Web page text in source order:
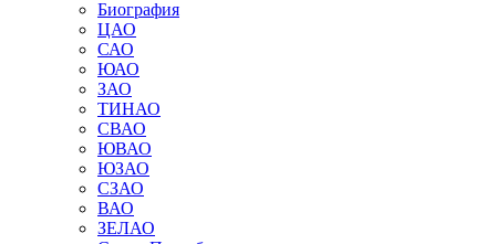
Биография
ЦАО
САО
ЮАО
ЗАО
ТИНАО
СВАО
ЮВАО
ЮЗАО
СЗАО
ВАО
ЗЕЛАО